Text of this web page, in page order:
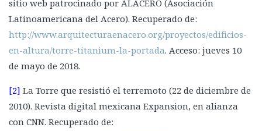
sitio web patrocinado por ALACERO (Asociación
Latinoamericana del Acero). Recuperado de:
http://www.arquitecturaenacero.org/proyectos/edificios-
en-altura/torre-titanium-la-portada. Acceso: jueves 10
de mayo de 2018.
[2] La Torre que resistió el terremoto (22 de diciembre de
2010). Revista digital mexicana Expansion, en alianza
con CNN. Recuperado de: